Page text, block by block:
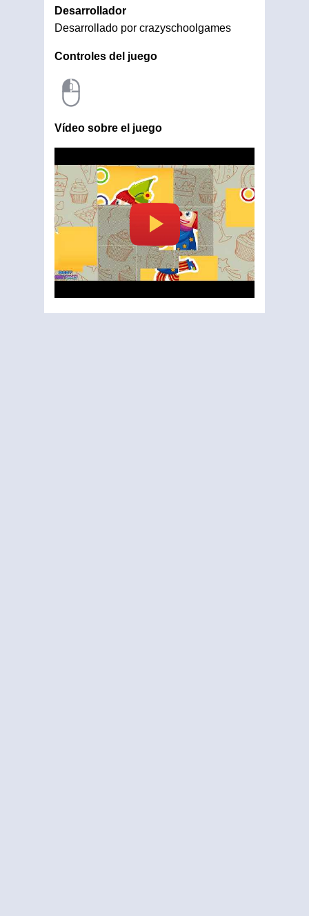
Desarrollador
Desarrollado por crazyschoolgames
Controles del juego
Vídeo sobre el juego